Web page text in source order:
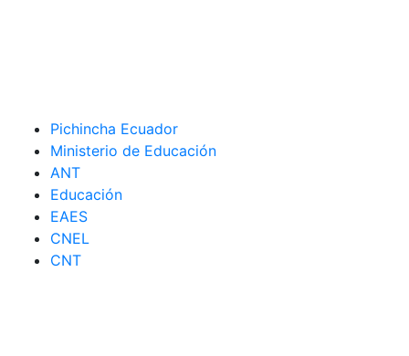
Pichincha Ecuador
Ministerio de Educación
ANT
Educación
EAES
CNEL
CNT